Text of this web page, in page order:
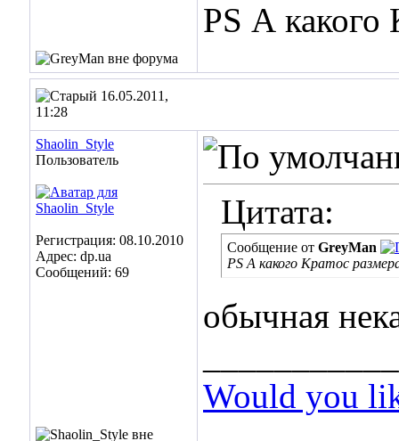
PS А какого
16.05.2011,
11:28
Shaolin_Style
Пользователь
Регистрация: 08.10.2010
Адрес: dp.ua
Сообщений: 69
Цитата:
Сообщение от GreyMan
PS А какого Кратос
обычная
Would you